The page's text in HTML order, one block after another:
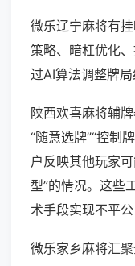
微乐辽宁麻将有
策略、暗杠优化
过AI算法调整牌局
陕西欢喜麻将辅
“随意选牌”“控制
户反映其他玩家
型”的情况。这些
术手段实现不平公
微乐家乡麻将汇